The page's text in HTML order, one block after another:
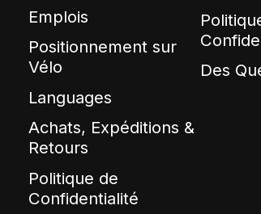
Emplois
Positionnement sur
Vélo
Languages
Achats, Expéditions &
Retours
Politique de
Confidentialité
Des